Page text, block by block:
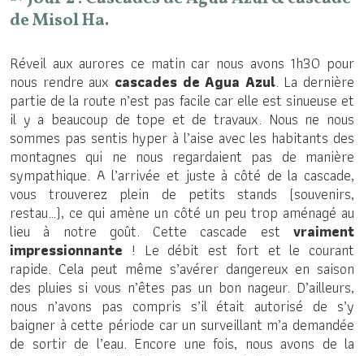
de Misol Ha.
Réveil aux aurores ce matin car nous avons 1h30 pour
nous rendre aux cascades de Agua Azul. La dernière
partie de la route n’est pas facile car elle est sinueuse et
il y a beaucoup de tope et de travaux. Nous ne nous
sommes pas sentis hyper à l’aise avec les habitants des
montagnes qui ne nous regardaient pas de manière
sympathique. A l’arrivée et juste à côté de la cascade,
vous trouverez plein de petits stands (souvenirs,
restau…), ce qui amène un côté un peu trop aménagé au
lieu à notre goût. Cette cascade est vraiment
impressionnante ! Le débit est fort et le courant
rapide. Cela peut même s’avérer dangereux en saison
des pluies si vous n’êtes pas un bon nageur. D’ailleurs,
nous n’avons pas compris s’il était autorisé de s’y
baigner à cette période car un surveillant m’a demandée
de sortir de l’eau. Encore une fois, nous avons de la